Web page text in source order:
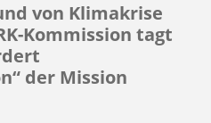
von Klimakrise
Kommission tagt
der Mission